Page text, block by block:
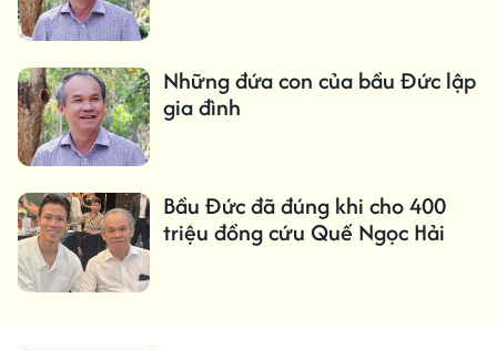
Những đứa con của bầu Đức lập
gia đình
Bầu Đức đã đúng khi cho 400
triệu đồng cứu Quế Ngọc Hải